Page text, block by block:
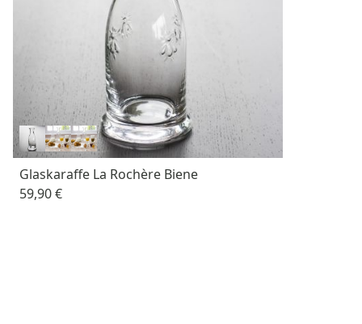
Glaskaraffe La Rochère Biene
59,90 €